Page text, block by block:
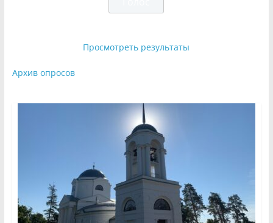
Просмотреть результаты
Архив опросов